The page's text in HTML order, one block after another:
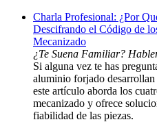
Charla Profesional: ¿Por
Descifrando el Código de
Mecanizado
¿Te Suena Familiar?
Si alguna vez te has
aluminio forjado desarrollan
este artículo aborda los
mecanizado y ofrece
fiabilidad de las piezas.